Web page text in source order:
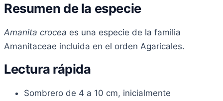
Resumen de la especie
Amanita crocea es una especie de la familia
Amanitaceae incluida en el orden Agaricales.
Lectura rápida
Sombrero de 4 a 10 cm, inicialmente